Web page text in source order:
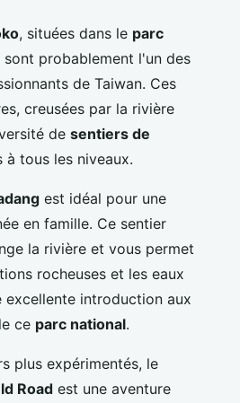
, situées dans le parc
sont probablement l'un des
de Taiwan. Ces
creusées par la rivière
de sentiers de
à tous les niveaux.
est idéal pour une
en famille. Ce sentier
la rivière et vous permet
rocheuses et les eaux
excellente introduction aux
ce parc national.
plus expérimentés, le
Road est une aventure